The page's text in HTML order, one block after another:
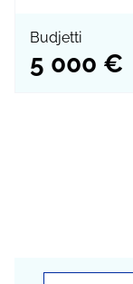
kaikille alle 12-
Kiertävän
Budjetti
5 000 €